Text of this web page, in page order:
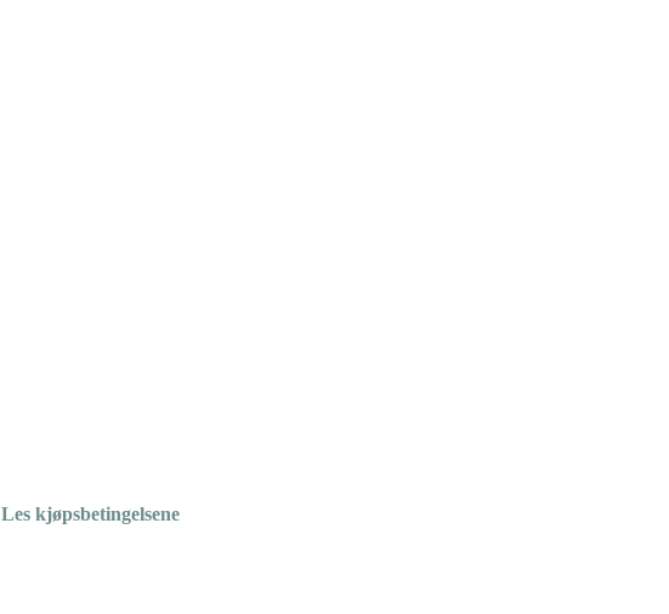
Les kjøpsbetingelsene